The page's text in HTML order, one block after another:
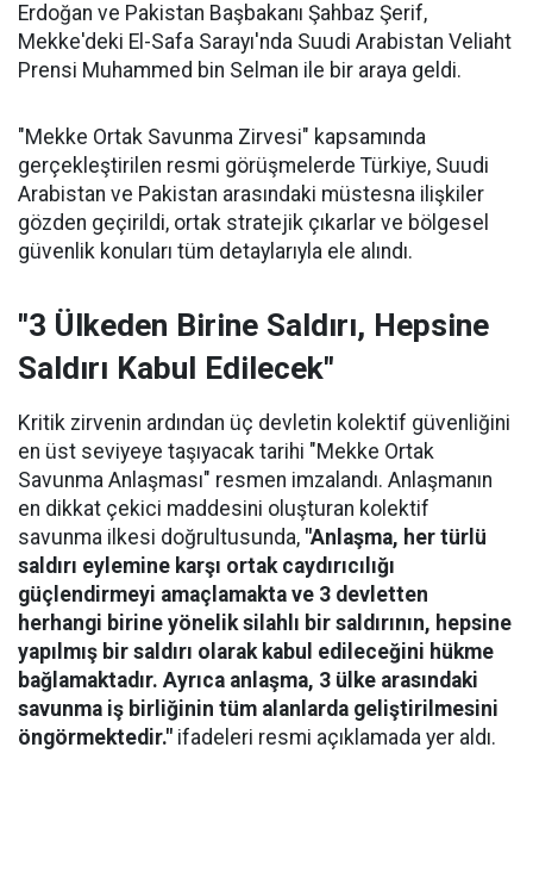
Erdoğan ve Pakistan Başbakanı Şahbaz Şerif,
Mekke'deki El-Safa Sarayı'nda Suudi Arabistan Veliaht
Prensi Muhammed bin Selman ile bir araya geldi.
"Mekke Ortak Savunma Zirvesi" kapsamında
gerçekleştirilen resmi görüşmelerde Türkiye, Suudi
Arabistan ve Pakistan arasındaki müstesna ilişkiler
gözden geçirildi, ortak stratejik çıkarlar ve bölgesel
güvenlik konuları tüm detaylarıyla ele alındı.
"3 Ülkeden Birine Saldırı, Hepsine
Saldırı Kabul Edilecek"
Kritik zirvenin ardından üç devletin kolektif güvenliğini
en üst seviyeye taşıyacak tarihi "Mekke Ortak
Savunma Anlaşması" resmen imzalandı. Anlaşmanın
en dikkat çekici maddesini oluşturan kolektif
savunma ilkesi doğrultusunda, "Anlaşma, her türlü
saldırı eylemine karşı ortak caydırıcılığı
güçlendirmeyi amaçlamakta ve 3 devletten
herhangi birine yönelik silahlı bir saldırının, hepsine
yapılmış bir saldırı olarak kabul edileceğini hükme
bağlamaktadır. Ayrıca anlaşma, 3 ülke arasındaki
savunma iş birliğinin tüm alanlarda geliştirilmesini
öngörmektedir." ifadeleri resmi açıklamada yer aldı.